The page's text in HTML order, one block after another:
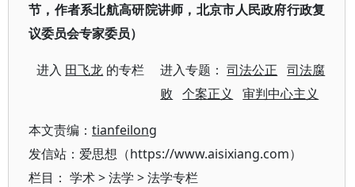
节，作者系北航高研院讲师，北京市人民政府行政复
议委员会专家委员）
进入 田飞龙 的专栏 进入专题：司法公正
司法腐
败
个案正义 审判中心主义
本文责编： tianfeilong
发信站：爱思想（https://www.aisixiang.com）
栏目： 学术>法学 >法学专栏